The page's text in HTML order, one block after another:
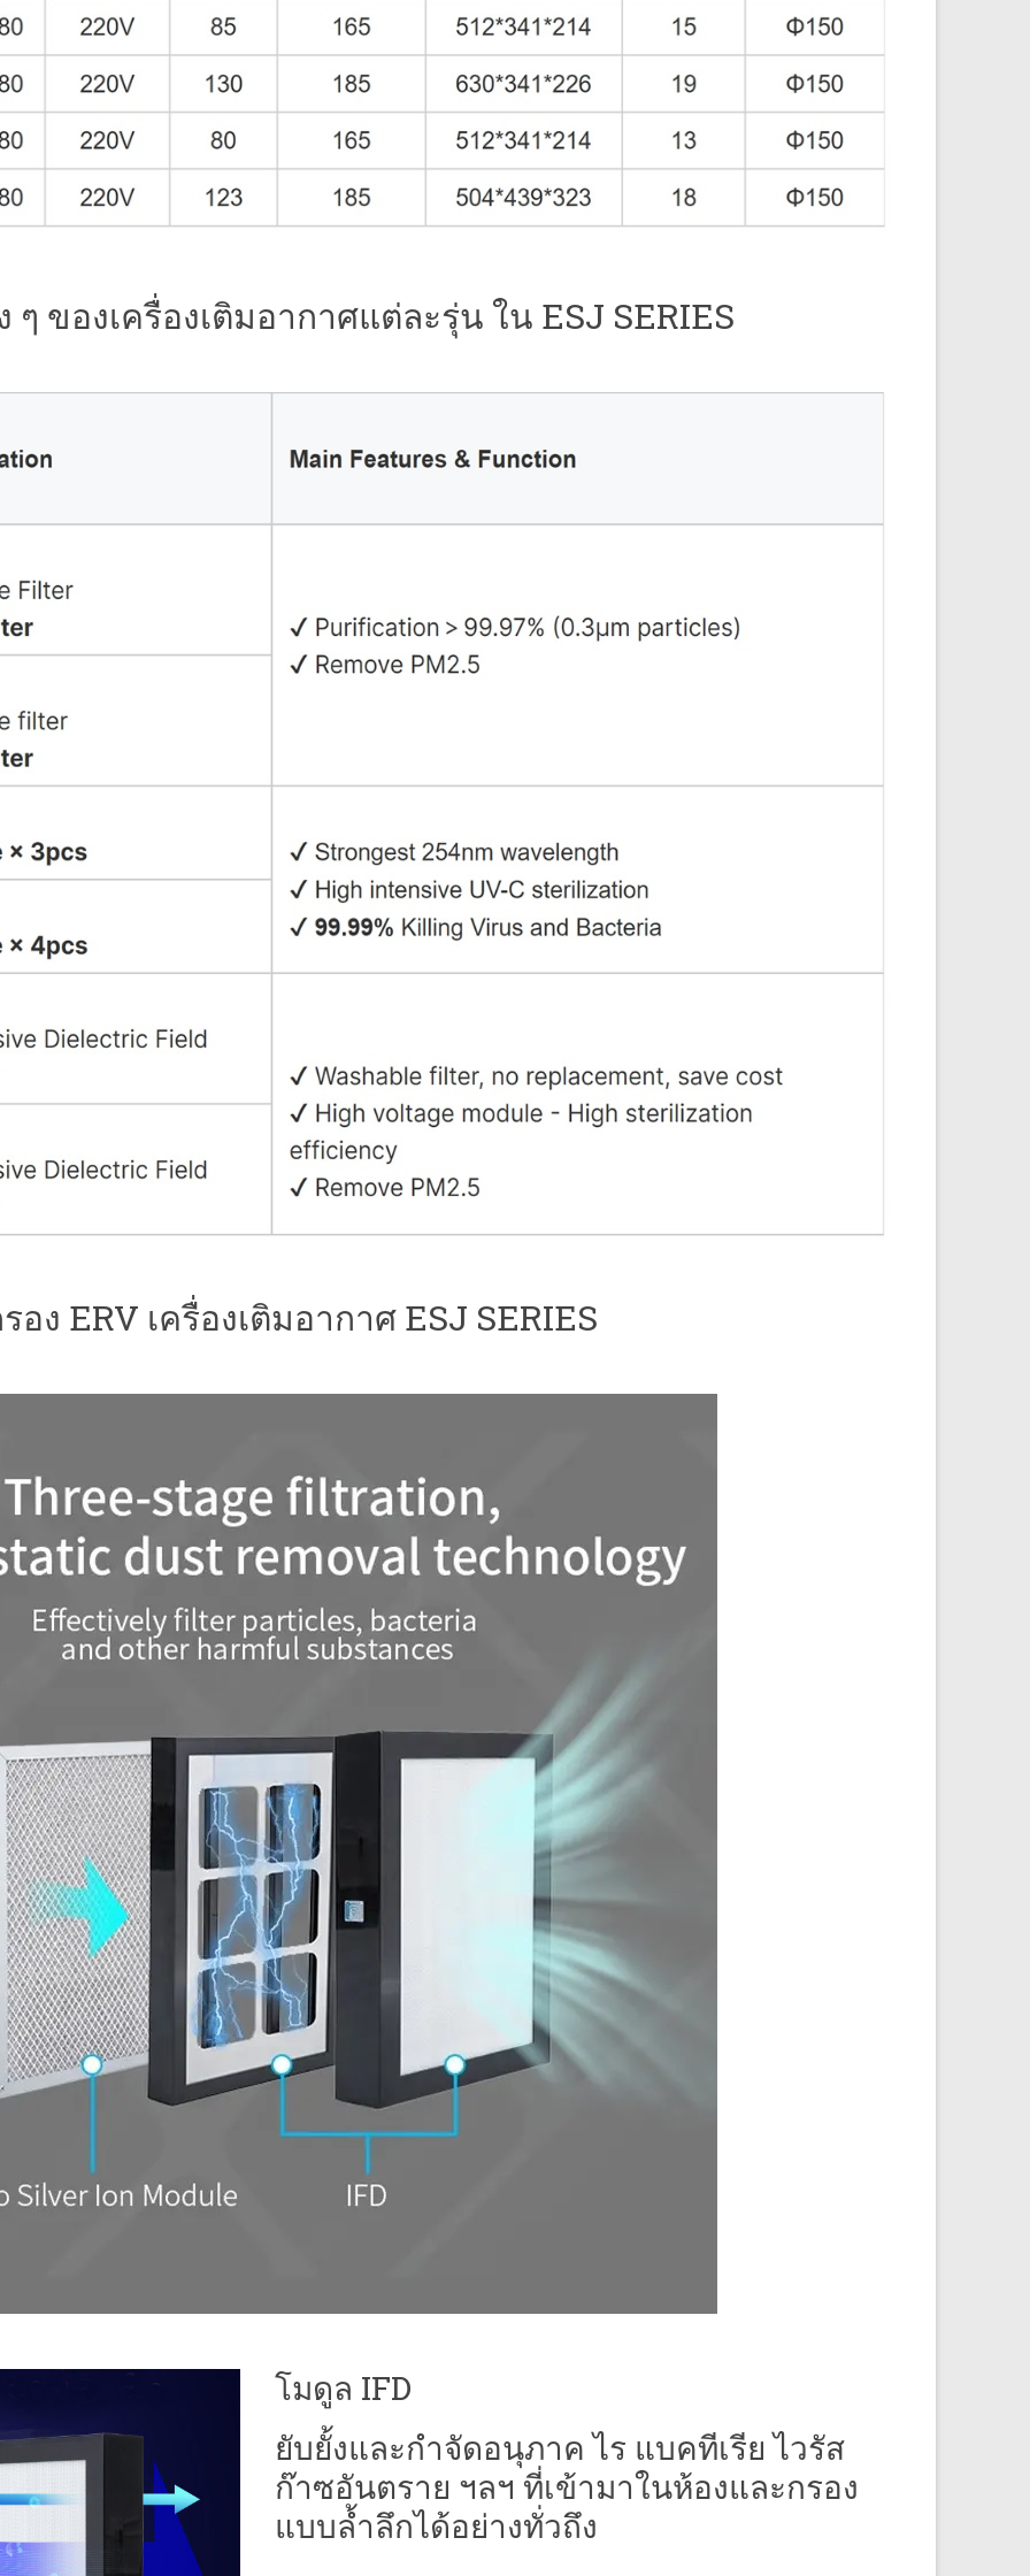
ๆ ของเครื่องเติมอากาศแต่ละรุ่น ใน ESJ SERIES
อง ERV เครื่องเติมอากาศ ESJ SERIES
โมดูล IFD
ยับยั้งและกำจัดอนุภาค ไร แบคทีเรีย ไวรัส
ก๊าซอันตราย ฯลฯ ที่เข้ามาในห้องและกรอง
แบบล้ำลึกได้อย่างทั่วถึง